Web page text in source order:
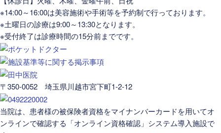
※14:00～16:00は美容施術や手術等を予約制で行っております。
※土曜日の診療は9:00～13:30となります。
※受付終了は診療時間の15分前までです。
〒350-0052 埼玉県川越市宮下町1-2-12
当院は、患者様の被保険者資格をマイナンバーカードを用いてオ
ンラインで確認する「オンライン資格確認」システム導入施設で